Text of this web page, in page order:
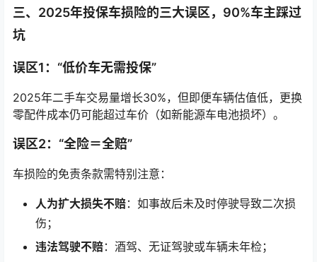
三、2025年投保车损险的三大误区，90%车主踩过
坑
误区1：“低价车无需投保”
2025年二手车交易量增长30%，但即便车辆估值低，更换
零配件成本仍可能超过车价（如新能源车电池损坏）。
误区2：“全险＝全赔”
车损险的免责条款需特别注意：
人为扩大损失不赔：如事故后未及时停驶导致二次损
伤；
违法驾驶不赔：酒驾、无证驾驶或车辆未年检；